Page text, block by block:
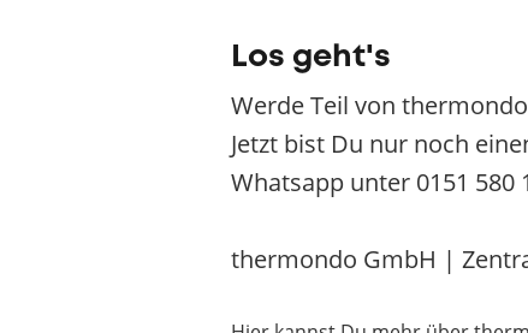
Los geht's
Werde Teil von
Jetzt bist Du nur noch
Whatsapp unter 0151 580
thermondo GmbH |